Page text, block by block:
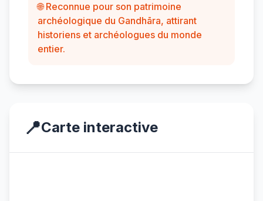
🌐 Reconnue pour son patrimoine
archéologique du Gandhāra, attirant
historiens et archéologues du monde
entier.
📍Carte interactive